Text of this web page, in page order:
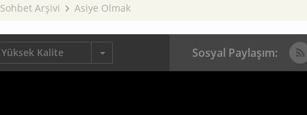
Sohbet Arşivi Asiye Olmak
Yüksek Kalite Sosyal Paylaşım: